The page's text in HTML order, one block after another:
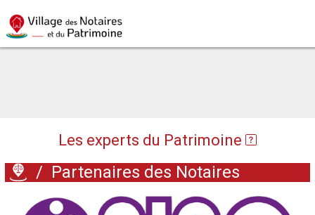
Les experts du Patrimoine
/ Partenaires des Notaires